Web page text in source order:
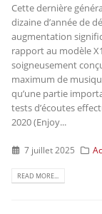
Cette dernière
dizaine d’année de
augmentation
rapport au modèle
soigneusement
maximum de
qu’une partie
tests d’écoutes
2020 (Enjoy...
7 juillet 2025
READ MORE...